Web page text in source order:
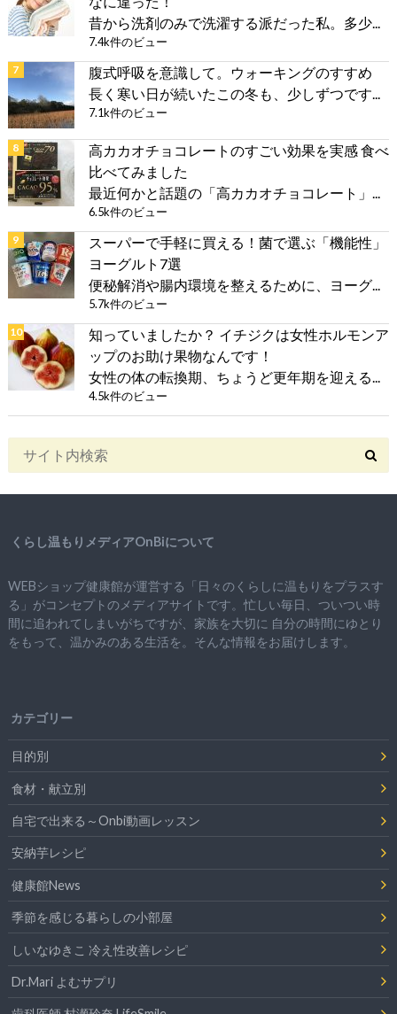
昔から洗剤のみで洗濯する派だった私。多少...
7.4k件のビュー
腹式呼吸を意識して。ウォーキングのすすめ
長く寒い日が続いたこの冬も、少しずつです...
7.1k件のビュー
高カカオチョコレートのすごい効果を実感 食べ
比べてみました
最近何かと話題の「高カカオチョコレート」...
6.5k件のビュー
スーパーで手軽に買える！菌で選ぶ「機能性」
ヨーグルト7選
便秘解消や腸内環境を整えるために、ヨーグ...
5.7k件のビュー
知っていましたか？ イチジクは女性ホルモンア
ップのお助け果物なんです！
女性の体の転換期、ちょうど更年期を迎える...
4.5k件のビュー
くらし温もりメディアOnBiについて
WEBショップ健康館が運営する「日々のくらしに温もりをプラスす
る」がコンセプトのメディアサイトです。忙しい毎日、ついつい時
間に追われてしまいがちですが、 家族を大切に 自分の時間にゆとり
をもって、 温かみのある生活を。そんな情報をお届けします。
カテゴリー
目的別
食材・献立別
自宅で出来る～Onbi動画レッスン
安納芋レシピ
健康館News
季節を感じる暮らしの小部屋
しいなゆきこ 冷え性改善レシピ
Dr.Mari よむサプリ